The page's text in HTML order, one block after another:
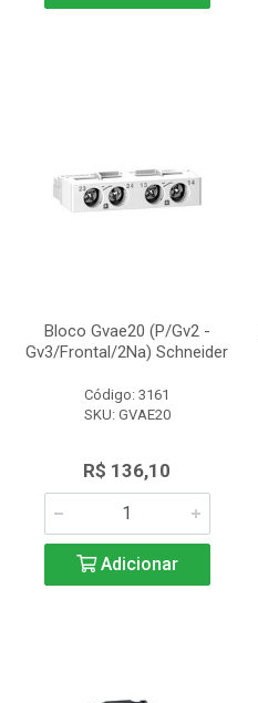
Bloco Gvae20 (P/Gv2 -
Gv3/Frontal/2Na) Schneider
Código: 3161
SKU: GVAE20
R$ 136,10
Adicionar